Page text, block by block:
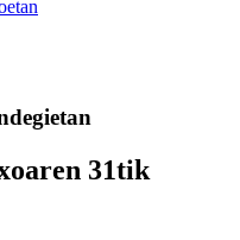
31tik